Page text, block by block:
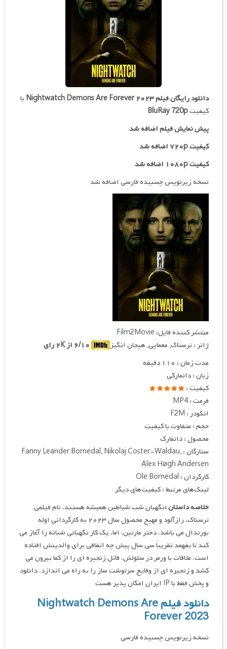
دانلود رایگان فیلمNightwatch Demons Are Forever ۲۰۲۳ با
کیفیتBluRay 720p
پیش نمایش فیلم اضافه شد
کیفیت ۷۲۰p اضافه شد
کیفیت ۱۰۸۰p اضافه شد
نسخه زیرنویس چسبیده فارسی اضافه شد
منتشر کننده فایل: Film2Movie
ژانر : ترسناک, معمایی, هیجان انگیز
مدت زمان : ۱۱۰ دقیقه
زبان : دانمارکی
کیفیت :
فرمت : MP4
انکودر : F2M
حجم : متفاوت با کیفیت
محصول : دانمارک
ستارگان : Fanny Leander Bornedal, Nikolaj Coster-Waldau,
Alex Høgh Andersen
کارگردان : Ole Bornedal
لینک‌های مرتبط : کیفیت‌های دیگر
خلاصه داستان :نگهبان شب شیاطین همیشه هستند، نام فیلمی
ترسناک، رازآلود و مهیج محصول سال ۲۰۲۳ به کارگردانی اوله
بورندال می باشد. دختر مارتین، اِما، یک کار نگهبانی شبانه را آغاز می
کند تا بفهمد تقریباً سی سال پیش چه اتفاقی برای والدینش افتاده
است. ملاقات با ورمر در سلولش، قاتل زنجیره ای را از کما بیرون می
کشد و زنجیره ای از وقایع سرنوشت ساز را به راه می اندازد. دانلود
و پخش فقط با IP ایران امکان پذیر هست
دانلود فیلم Nightwatch Demons Are
Forever 2023
نسخه زیرنویس چسبیده فارسی